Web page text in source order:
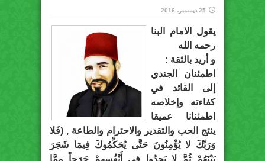
25 ديسمبر، 2016
يقول الامام البنا
رحمه الله
و أريد بالثقة :
اطمئنان الجندي
إلى القائد في
كفاءته وإخلاصه
اطمئنانا عميقا
ينتج الحب والتقدير والاحترام والطاعة , (فَلا
وَرَبِّكَ لا يُؤْمِنُونَ حَتَّى يُحَكِّمُوكَ فِيمَا شَجَرَ
بَيْنَهُمْ ثُمَّ لا يَجِدُوا فِي أَنْفُسِهِمْ حَرَجاً مِمَّا